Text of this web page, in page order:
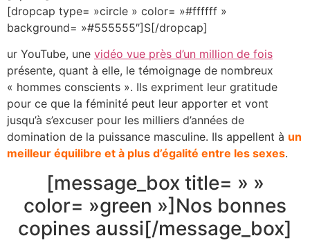
[dropcap type= »circle » color= »#ffffff »
background= »#555555″]S[/dropcap]
ur YouTube, une vidéo vue près d’un million de fois
présente, quant à elle, le témoignage de nombreux
« hommes conscients ». Ils expriment leur gratitude
pour ce que la féminité peut leur apporter et vont
jusqu’à s’excuser pour les milliers d’années de
domination de la puissance masculine. Ils appellent à un
meilleur équilibre et à plus d’égalité entre les sexes.
[message_box title= » »
color= »green »]Nos bonnes
copines aussi[/message_box]